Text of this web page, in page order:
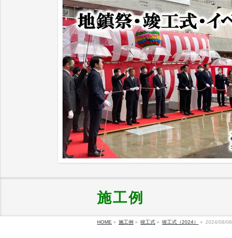
施工例
HOME » 施工例 » 竣工式 » 竣工式（2024） » 2024/08/08